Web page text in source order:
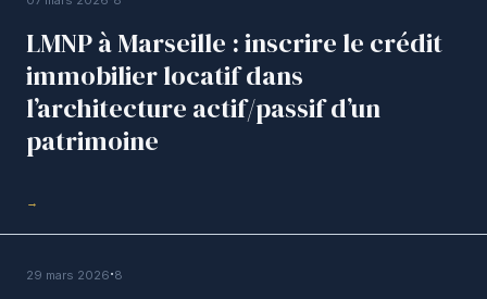
LMNP à Marseille : inscrire le crédit
immobilier locatif dans
l’architecture actif/passif d’un
patrimoine
→
29 mars 2026·8